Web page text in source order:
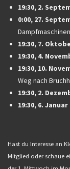
19:30, 2.
0:00, 27.
19:30, 7.
19:30, 4.
19:30, 10.
Weg nach
19:30, 2.
19:30, 6. Januar
Hast du Interesse an
Mitglied oder schaue